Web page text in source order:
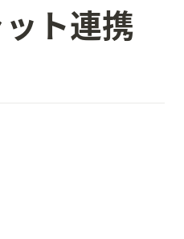
ト連携